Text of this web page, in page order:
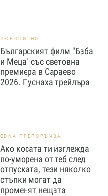
ЛЮБОПИТНО
Българският филм "Баба
и Меца" със световна
премиера в Сараево
2026. Пуснаха трейлъра
EDNA ПРЕПОРЪЧВА
Ако косата ти изглежда
по-уморена от теб след
отпуската, тези няколко
стъпки могат да
променят нещата